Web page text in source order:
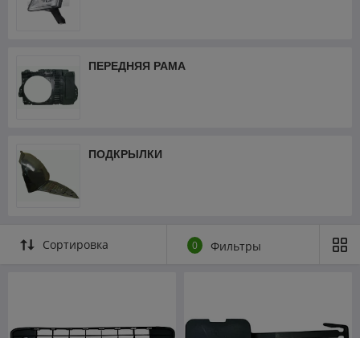
ПЕРЕДНЯЯ РАМА
ПОДКРЫЛКИ
Сортировка 0 Фильтры